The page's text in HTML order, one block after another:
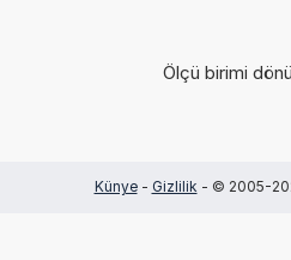
Ölçü birimi
Künye- Gizlilik - © 2005-